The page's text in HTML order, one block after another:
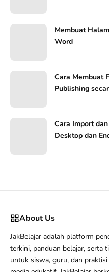
Membuat
Word
Cara Membuat
Publishing
Cara Import
Desktop dan
About Us
JakBelajar adalah platform
terkini, panduan belajar, serta
untuk siswa, guru, dan